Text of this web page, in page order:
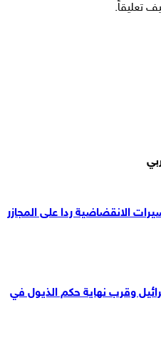
تعليقاً.
الانقضاضية ردا على المجازر
وقرب نهاية حكم الذيول في